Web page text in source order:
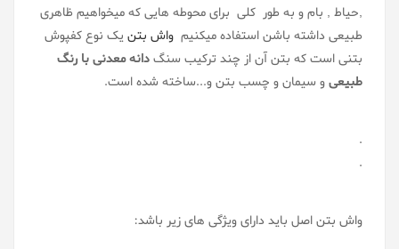
,حیاط , بام و به طور کلی برای محوطه هایی که میخواهیم ظاهری
طبیعی داشته باشن استفاده میکنیم واش بتن یک نوع کفپوش
بتنی است که بتن آن از چند ترکیب سنگدانه معدنی با رنگ
طبیعیو سیمان و چسب بتن و...ساخته شده است.
.
.
واش بتن اصل باید دارای ویژگی های زیر باشد: